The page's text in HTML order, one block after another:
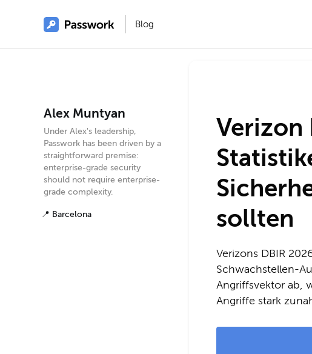
Blog
Alex Muntyan
Under Alex's leadership,
Passwork has been driven by a
straightforward premise:
enterprise-grade security
should not require enterprise-
grade complexity.
📍 Barcelona
Verizon
sollten
Verizons DBIR
Schwachstellen-
Angriffsvektor ab,
Angriffe stark